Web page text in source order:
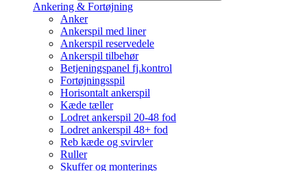
Ankering & Fortøjning
Anker
Ankerspil med liner
Ankerspil reservedele
Ankerspil tilbehør
Betjeningspanel fj.kontrol
Fortøjningsspil
Horisontalt ankerspil
Kæde tæller
Lodret ankerspil 20-48 fod
Lodret ankerspil 48+ fod
Reb kæde og svirvler
Ruller
Skuffer og monterings